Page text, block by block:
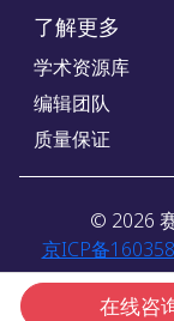
了解更多
学术资源库
编辑团队
质量保证
© 2026
京ICP备
在线咨